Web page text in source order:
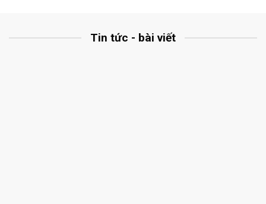
Tin tức - bài viết